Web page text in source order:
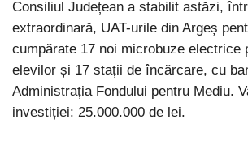
Consiliul Județean a stabilit astăzi,
extraordinară, UAT-urile din Argeș
cumpărate 17 noi microbuze electrice
elevilor și 17 stații de încărcare, cu
Administrația Fondului pentru Mediu.
investiției: 25.000.000 de lei.